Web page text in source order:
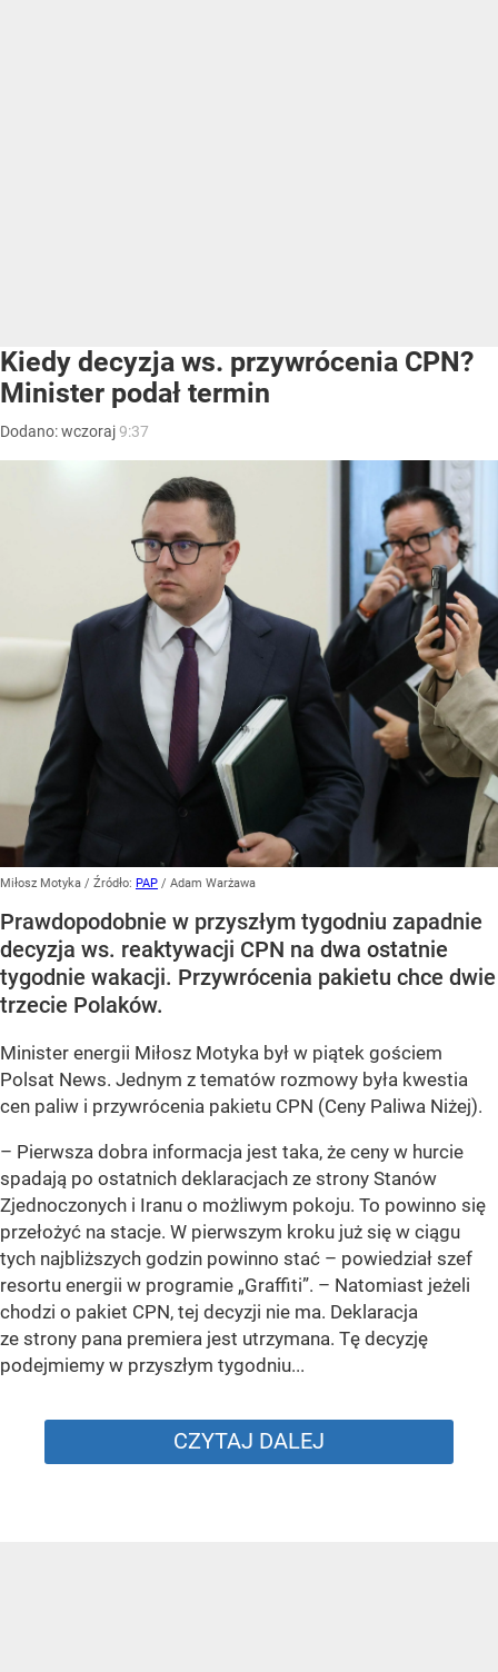
Kiedy decyzja ws. przywrócenia CPN?
Minister podał termin
Dodano:wczoraj9:37
Miłosz Motyka / Źródło: PAP / Adam Warżawa
Prawdopodobnie w przyszłym tygodniu zapadnie
decyzja ws. reaktywacji CPN na dwa ostatnie
tygodnie wakacji. Przywrócenia pakietu chce dwie
trzecie Polaków.
Minister energii Miłosz Motyka był w piątek gościem
Polsat News. Jednym z tematów rozmowy była kwestia
cen paliw i przywrócenia pakietu CPN (Ceny Paliwa Niżej).
– Pierwsza dobra informacja jest taka, że ceny w hurcie
spadają po ostatnich deklaracjach ze strony Stanów
Zjednoczonych i Iranu o możliwym pokoju. To powinno się
przełożyć na stacje. W pierwszym kroku już się w ciągu
tych najbliższych godzin powinno stać – powiedział szef
resortu energii w programie „Graffiti”. – Natomiast jeżeli
chodzi o pakiet CPN, tej decyzji nie ma. Deklaracja
ze strony pana premiera jest utrzymana. Tę decyzję
podejmiemy w przyszłym tygodniu...
CZYTAJ DALEJ